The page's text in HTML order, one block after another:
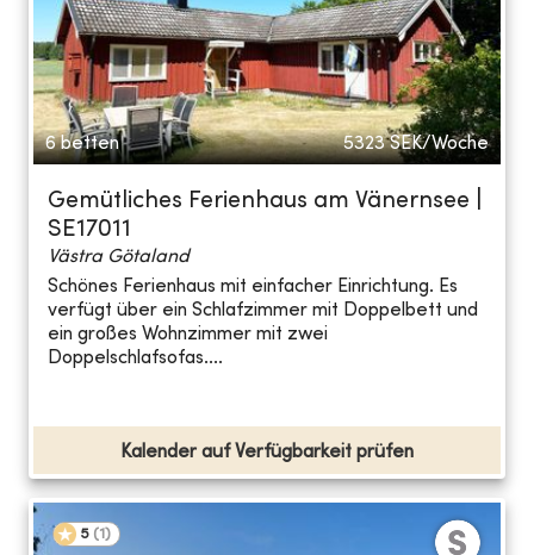
6 betten 5323 SEK/Woche
Gemütliches Ferienhaus am Vänernsee |
SE17011
Västra Götaland
Schönes Ferienhaus mit einfacher Einrichtung. Es
verfügt über ein Schlafzimmer mit Doppelbett und
ein großes Wohnzimmer mit zwei
Doppelschlafsofas....
Kalender auf Verfügbarkeit prüfen
5 (1 )